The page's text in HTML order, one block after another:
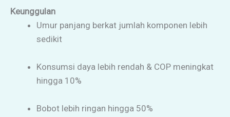
Keunggulan
Umur panjang berkat jumlah komponen lebih
sedikit
Konsumsi daya lebih rendah & COP meningkat
hingga 10%
Bobot lebih ringan hingga 50%